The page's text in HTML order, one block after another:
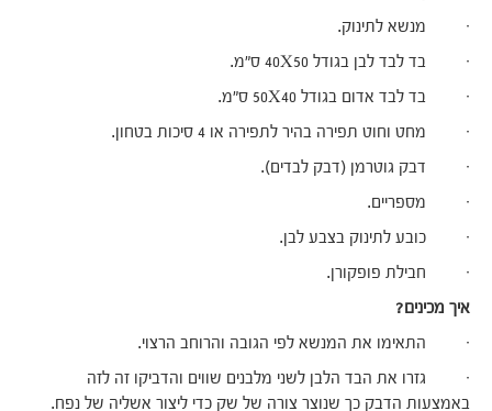
· מנשא לתינוק.
· בד לבד לבן בגודל 40X50 ס"מ.
· בד לבד אדום בגודל 50X40 ס"מ.
· מחט וחוט תפירה בהיר לתפירה או 4 סיכות בטחון.
· דבק גוטרמן (דבק לבדים).
· מספריים.
· כובע לתינוק בצבע לבן.
· חבילת פופקורן.
איך מכינים?
· התאימו את המנשא לפי הגובה והרוחב הרצוי.
· גזרו את הבד הלבן לשני מלבנים שווים והדביקו זה לזה
באמצעות הדבק כך שנוצר צורה של שק כדי ליצור אשליה של נפח.